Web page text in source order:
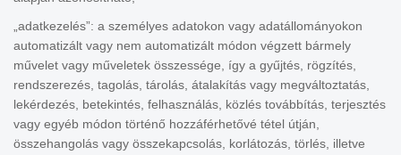
„adatkezelés”: a személyes adatokon vagy adatállományokon
automatizált vagy nem automatizált módon végzett bármely
művelet vagy műveletek összessége, így a gyűjtés, rögzítés,
rendszerezés, tagolás, tárolás, átalakítás vagy megváltoztatás,
lekérdezés, betekintés, felhasználás, közlés továbbítás, terjesztés
vagy egyéb módon történő hozzáférhetővé tétel útján,
összehangolás vagy összekapcsolás, korlátozás, törlés, illetve